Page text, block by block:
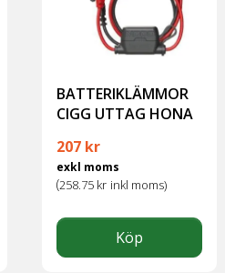
BATTERIKLÄMMOR
CIGG UTTAG HONA
207 kr
exkl moms
(258.75 kr inkl moms)
Köp